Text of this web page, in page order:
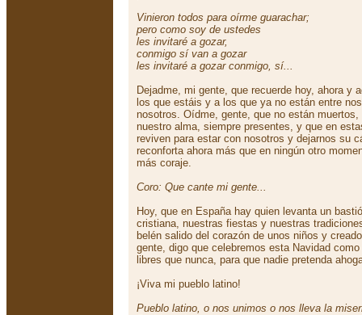
Vinieron todos para oírme guarachar;
pero como soy de ustedes
les invitaré a gozar,
conmigo sí van a gozar
les invitaré a gozar conmigo, sí...
Dejadme, mi gente, que recuerde hoy, ahora y
los que estáis y a los que ya no están entre
nosotros. Oídme, gente, que no están
nuestro alma, siempre presentes, y que en
reviven para estar con nosotros y dejarnos su
reconforta ahora más que en ningún otro
más coraje.
Coro: Que cante mi gente...
Hoy, que en España hay quien levanta un
cristiana, nuestras fiestas y nuestras
belén salido del corazón de unos niños y
gente, digo que celebremos esta Navidad
libres que nunca, para que nadie pretenda
¡Viva mi pueblo latino!
Pueblo latino, o nos unimos o nos lleva la